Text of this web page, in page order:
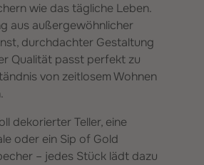
wie das tägliche Leben.
aus außergewöhnlicher
durchdachter Gestaltung
Qualität passt perfekt zu
von zeitlosem Wohnen
dekorierter Teller, eine
oder ein Sip of Gold
– jedes Stück lädt dazu